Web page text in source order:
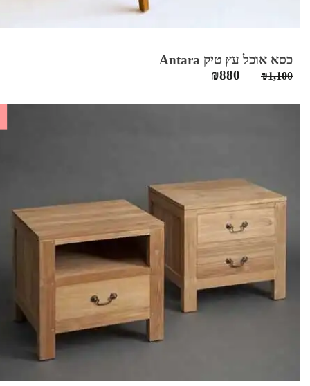
כסא אוכל עץ טיק Antara
₪1,100
המחיר
היה:
₪880
הוא: